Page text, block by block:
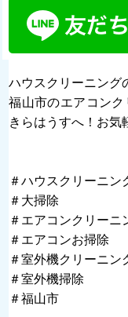
ハウスクリーニング
福山市のエアコンク
きらはうすへ！お気
＃ハウスクリーニン
＃大掃除
＃エアコンクリーニ
＃エアコンお掃除
＃室外機クリーニン
＃室外機掃除
＃福山市